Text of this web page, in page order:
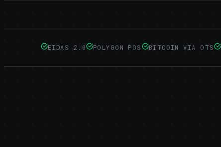
EIDAS 2.0 POLYGON POS BITCOIN VIA OTS